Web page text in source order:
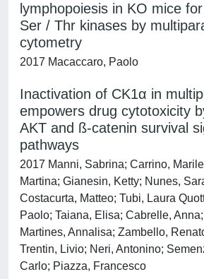
lymphopoiesis in KO mice
Ser / Thr kinases by
cytometry
2017 Macaccaro, Paolo
Inactivation of CK1α in
empowers drug cytotoxicity
AKT and ß-catenin survival
pathways
2017 Manni, Sabrina; Carrino,
Martina; Gianesin, Ketty; Nunes,
Costacurta, Matteo; Tubi, Laura
Paolo; Taiana, Elisa; Cabrelle,
Martines, Annalisa; Zambello,
Trentin, Livio; Neri, Antonino;
Carlo; Piazza, Francesco